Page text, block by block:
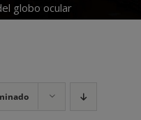
globo ocular